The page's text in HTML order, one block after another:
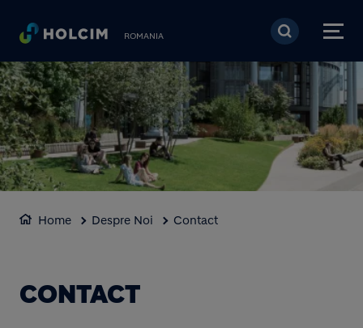
Mergi la conţinutul
ROMANIA
Home Despre Noi Contact
CONTACT